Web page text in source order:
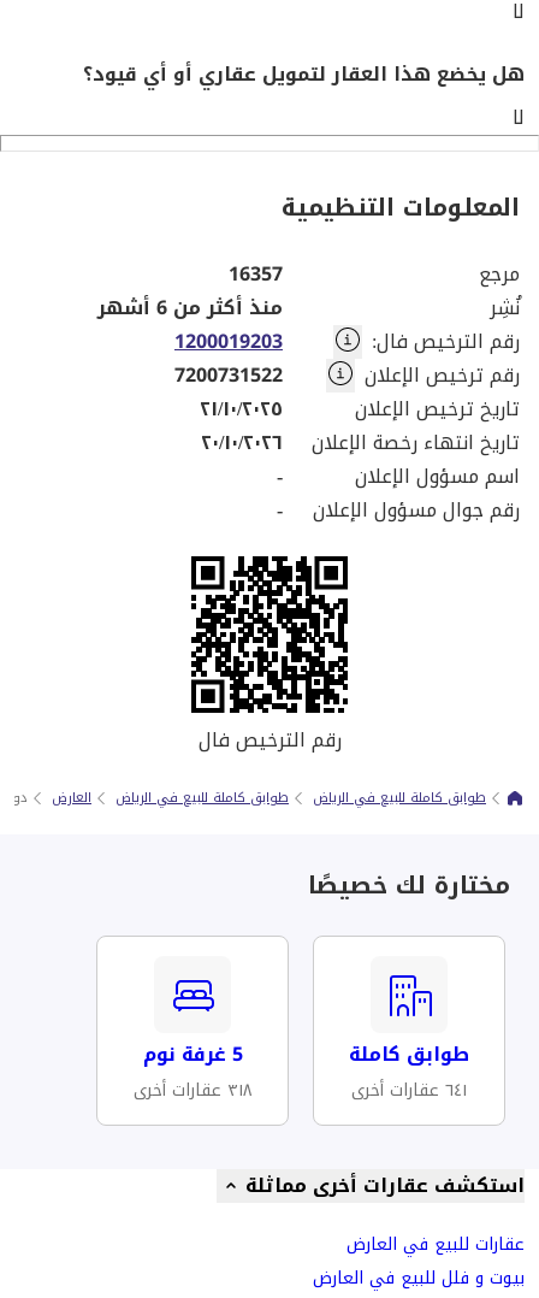
لا
هل يخضع هذا العقار لتمويل عقاري أو أي قيود؟
لا
المعلومات التنظيمية
مرجع
16357
نُشِر
منذ أكثر من 6 أشهر
رقم الترخيص فال:
1200019203
رقم ترخيص الإعلان
7200731522
تاريخ ترخيص الإعلان
٢١/١٠/٢٠٢٥
تاريخ انتهاء رخصة الإعلان
٢٠/١٠/٢٠٢٦
اسم مسؤول الإعلان
-
رقم جوال مسؤول الإعلان
-
رقم الترخيص فال
طوابق كاملة للبيع في الرياض طوابق كاملة للبيع في الرياض العارض دور
مختارة لك خصيصًا
طوابق كاملة
٦٤١ عقارات أخرى
5 غرفة نوم
٣١٨ عقارات أخرى
استكشف عقارات أخرى مماثلة
عقارات للبيع في العارض
بيوت و فلل للبيع في العارض